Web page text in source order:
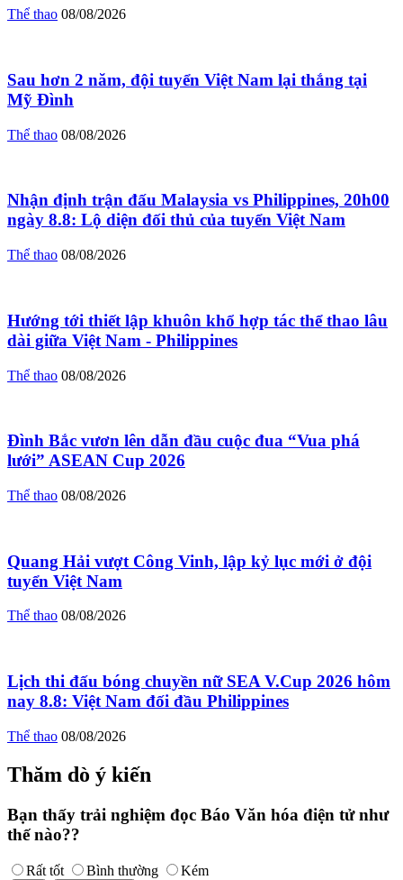
Thể thao 08/08/2026
Sau hơn 2 năm, đội tuyển Việt Nam lại thắng tại
Mỹ Đình
Thể thao 08/08/2026
Nhận định trận đấu Malaysia vs Philippines, 20h00
ngày 8.8: Lộ diện đối thủ của tuyển Việt Nam
Thể thao 08/08/2026
Hướng tới thiết lập khuôn khổ hợp tác thể thao lâu
dài giữa Việt Nam - Philippines
Thể thao 08/08/2026
Đình Bắc vươn lên dẫn đầu cuộc đua “Vua phá
lưới” ASEAN Cup 2026
Thể thao 08/08/2026
Quang Hải vượt Công Vinh, lập kỷ lục mới ở đội
tuyển Việt Nam
Thể thao 08/08/2026
Lịch thi đấu bóng chuyền nữ SEA V.Cup 2026 hôm
nay 8.8: Việt Nam đối đầu Philippines
Thể thao 08/08/2026
Thăm dò ý kiến
Bạn thấy trải nghiệm đọc Báo Văn hóa điện tử như
thế nào??
Rất tốt Bình thường Kém